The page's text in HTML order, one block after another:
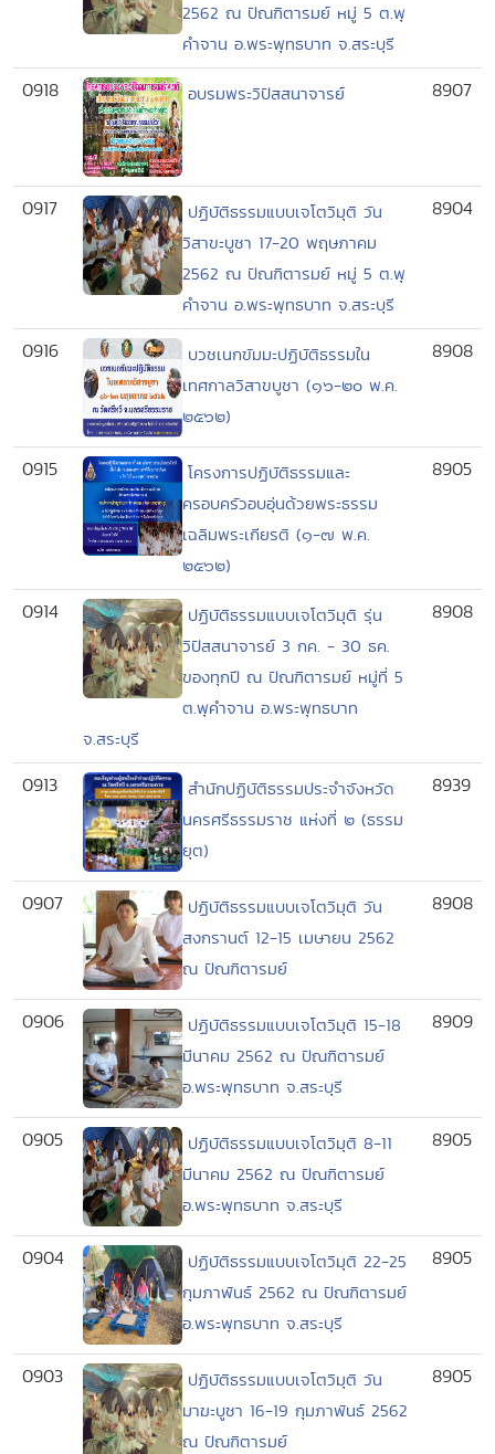
2562 ณ ปัณฑิตารมย์ หมู่ 5 ต.พุ
คำจาน อ.พระพุทธบาท จ.สระบุรี
0918 อบรมพระวิปัสสนาจารย์ 8907
0917
ปฏิบัติธรรมแบบเจโตวิมุติ วัน
วิสาขะบูชา 17-20 พฤษภาคม
2562 ณ ปัณฑิตารมย์ หมู่ 5 ต.พุ
คำจาน อ.พระพุทธบาท จ.สระบุรี
8904
0916
บวชเนกขัมมะปฏิบัติธรรมใน
เทศกาลวิสาขบูชา (๑๖-๒๐ พ.ค.
๒๕๖๒)
8908
0915
โครงการปฏิบัติธรรมและ
ครอบครัวอบอุ่นด้วยพระธรรม
เฉลิมพระเกียรติ (๑-๗ พ.ค.
๒๕๖๒)
8905
0914
ปฏิบัติธรรมแบบเจโตวิมุติ รุ่น
วิปัสสนาจารย์ 3 กค. - 30 ธค.
ของทุกปี ณ ปัณฑิตารมย์ หมู่ที่ 5
ต.พุคำจาน อ.พระพุทธบาท
จ.สระบุรี
8908
0913
สำนักปฏิบัติธรรมประจำจังหวัด
นครศรีธรรมราช แห่งที่ ๒ (ธรรม
ยุต)
8939
0907
ปฏิบัติธรรมแบบเจโตวิมุติ วัน
สงกรานต์ 12-15 เมษายน 2562
ณ ปัณฑิตารมย์
8908
0906
ปฏิบัติธรรมแบบเจโตวิมุติ 15-18
มีนาคม 2562 ณ ปัณฑิตารมย์
อ.พระพุทธบาท จ.สระบุรี
8909
0905
ปฏิบัติธรรมแบบเจโตวิมุติ 8-11
มีนาคม 2562 ณ ปัณฑิตารมย์
อ.พระพุทธบาท จ.สระบุรี
8905
0904
ปฏิบัติธรรมแบบเจโตวิมุติ 22-25
กุมภาพันธ์ 2562 ณ ปัณฑิตารมย์
อ.พระพุทธบาท จ.สระบุรี
8905
0903
ปฏิบัติธรรมแบบเจโตวิมุติ วัน
มาฆะบูชา 16-19 กุมภาพันธ์ 2562
ณ ปัณฑิตารมย์
8905